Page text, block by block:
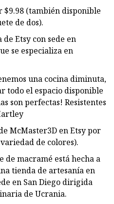
$9.98 (también disponible
de dos).
Etsy con sede en
se especializa en
una cocina diminuta,
todo el espacio disponible
son perfectas! Resistentes
McMaster3D en Etsy por
de colores).
de macramé está hecha a
tienda de artesanía en
en San Diego dirigida
de Ucrania.